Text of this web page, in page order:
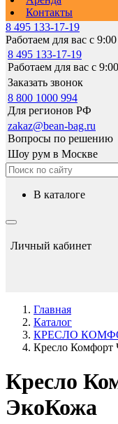
Контакты
8 495 133-17-19
Работаем для вас с
8 495 133-17-19
Работаем для вас с
Заказать звонок
8 800 1000 994
Для регионов РФ
zakaz@bean-bag.ru
Вопросы по решению
Шоу рум в Москве
в каталоге
Личный кабинет
Главная
Каталог
КРЕСЛО
Кресло
Кресло
ЭкоКожа